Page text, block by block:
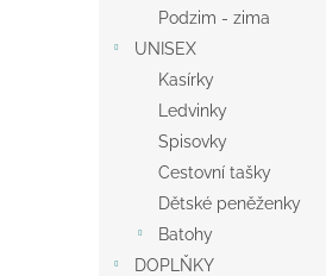
Podzim - zima
UNISEX
Kasírky
Ledvinky
Spisovky
Cestovní tašky
Dětské peněženky
Batohy
DOPLŇKY